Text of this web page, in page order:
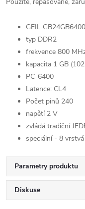
GEIL
typ DDR2
frekvence 800
kapacita 1 GB
PC-6400
Latence: CL4
Počet pinů 240
napětí 2 V
zvládá tradiční
speciální - 8
Parametry produktu
Diskuse